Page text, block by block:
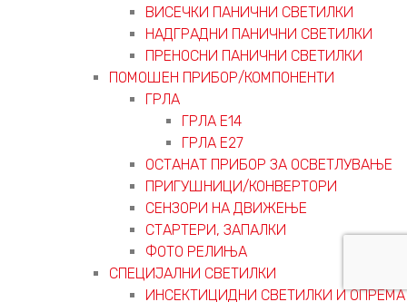
ВИСЕЧКИ ПАНИЧНИ СВЕТИЛКИ
НАДГРАДНИ ПАНИЧНИ СВЕТИЛКИ
ПРЕНОСНИ ПАНИЧНИ СВЕТИЛКИ
ПОМОШЕН ПРИБОР/КОМПОНЕНТИ
ГРЛА
ГРЛА Е14
ГРЛА Е27
ОСТАНАТ ПРИБОР ЗА ОСВЕТЛУВАЊЕ
ПРИГУШНИЦИ/КОНВЕРТОРИ
СЕНЗОРИ НА ДВИЖЕЊЕ
СТАРТЕРИ, ЗАПАЛКИ
ФОТО РЕЛИЊА
СПЕЦИЈАЛНИ СВЕТИЛКИ
ИНСЕКТИЦИДНИ СВЕТИЛКИ И ОПРЕМА